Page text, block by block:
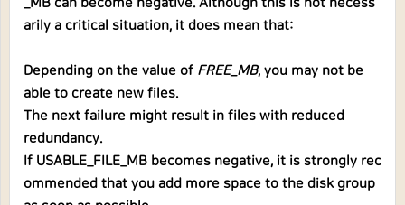
_MB can become negative. Although this is not necess
arily a critical situation, it does mean that:
Depending on the value of FREE_MB, you may not be
able to create new files.
The next failure might result in files with reduced
redundancy.
If USABLE_FILE_MB becomes negative, it is strongly rec
ommended that you add more space to the disk group